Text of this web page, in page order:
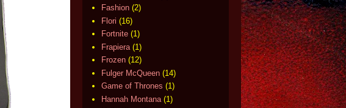
Fashion (2)
Flori (16)
Fortnite (1)
Frapiera (1)
Frozen (12)
Fulger McQueen (14)
Game of Thrones (1)
Hannah Montana (1)